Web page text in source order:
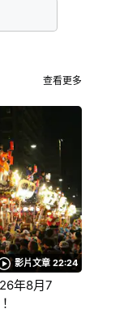
查看更多
影片文章 22:24
年8月7